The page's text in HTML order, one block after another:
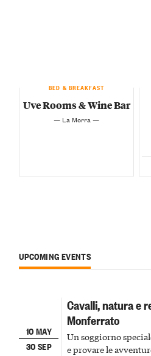
BED & BREAKFAST
Uve Rooms & Wine Bar
— La Morra —
UPCOMING EVENTS
10 MAY
30 SEP
Cavalli, natura e
Monferrato
Un soggiorno
e provare le